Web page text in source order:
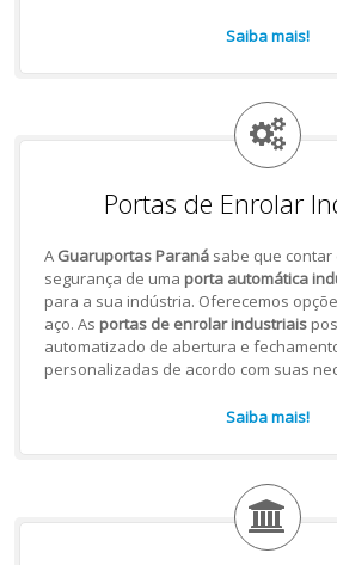
Saiba mais!
Portas de Enrolar
A Guaruportas Paranásabe que contar
segurança de uma porta automática
para a sua indústria. Oferecemos
aço. As portas de enrolar industriais
automatizado de abertura e
personalizadas de acordo com suas
Saiba mais!